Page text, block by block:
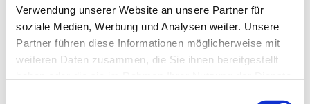
Verwendung unserer Website an unsere Partner für
soziale Medien, Werbung und Analysen weiter. Unsere
Partner führen diese Informationen möglicherweise mit
weiteren Daten zusammen, die Sie ihnen bereitgestellt